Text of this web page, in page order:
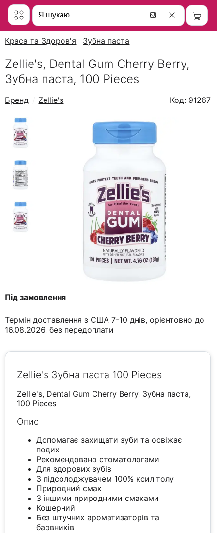
Краса та Здоров'я Зубна паста
Zellie's, Dental Gum Cherry Berry,
Зубна паста, 100 Pieces
Бренд Zellie's Код: 91267
Під замовлення
Термін доставлення з США 7-10 днів, орієнтовно до
16.08.2026, без передоплати
Zellie's Зубна паста 100 Pieces
Zellie's, Dental Gum Cherry Berry, Зубна паста,
100 Pieces
Опис
Допомагає захищати зуби та освіжає
подих
Рекомендовано стоматологами
Для здорових зубів
З підсолоджувачем 100% ксилітолу
Природний смак
З іншими природними смаками
Кошерний
Без штучних ароматизаторів та
барвників